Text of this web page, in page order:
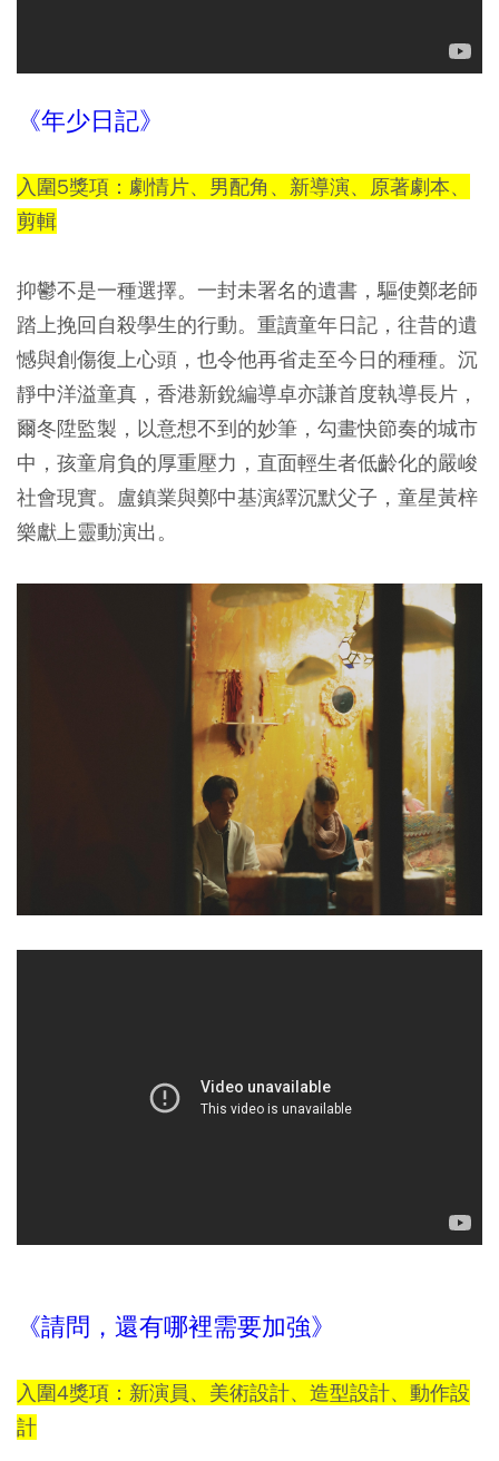
《年少日記》
入圍5獎項：劇情片、男配角、新導演、原著劇本、
剪輯
抑鬱不是一種選擇。一封未署名的遺書，驅使鄭老師
踏上挽回自殺學生的行動。重讀童年日記，往昔的遺
憾與創傷復上心頭，也令他再省走至今日的種種。沉
靜中洋溢童真，香港新銳編導卓亦謙首度執導長片，
爾冬陞監製，以意想不到的妙筆，勾畫快節奏的城市
中，孩童肩負的厚重壓力，直面輕生者低齡化的嚴峻
社會現實。盧鎮業與鄭中基演繹沉默父子，童星黃梓
樂獻上靈動演出。
《請問，還有哪裡需要加強》
入圍4獎項：新演員、美術設計、造型設計、動作設
計